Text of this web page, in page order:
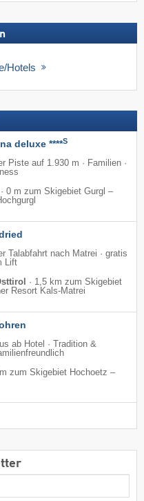
Hotels
deluxe ****S
Piste auf 1.930 m · Familien ·
· 0 m zum Skigebiet Gurgl –
Talabfahrt nach Matrei · gratis
Lift
· 1,5 km zum Skigebiet
Resort Kals-Matrei
ab Hotel · Tradition &
zum Skigebiet Hochoetz –